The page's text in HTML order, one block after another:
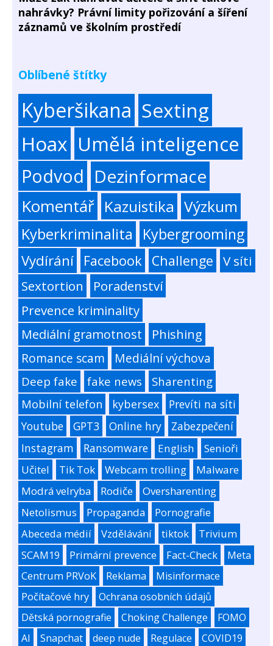
nahrávky? Právní limity pořizování a šíření
záznamů ve školním prostředí
Oblíbené štítky
Kyberšikana Sexting
Hoax Umělá inteligence
Podvod Dezinformace
Komentář Kazuistika Výzkum
Kyberkriminalita Kybergrooming
Vydírání Facebook Challenge
V síti
Sextortion
Poradenství
Prevence kriminality
Mediální gramotnost
Phishing
Romance scam
Mediální výchova
Deep fake fake news Sharenting
Mobilní telefon kybersex
Prevíti na síti
Youtube
GPT3 Online hry
Zabezpečení
Instagram
Ransomware English
Senioři
Učitel
Tik Tok Webcam trolling
Malware
Modrá velryba
Rodiče
Oversharenting
Netolismus
Propaganda
Pornografie
Abeceda médií
Vzdělávání tiktok
Trivium
SCAM19
Primární prevence Fact-Check
Meta
Centrum PRVoK
Reklama
Misinformace
Počítačové hry
Ochrana osobních údajů
Dětská pornografie
Choking Challenge
FOMO
AI
Snapchat deep nude Regulace
COVID19